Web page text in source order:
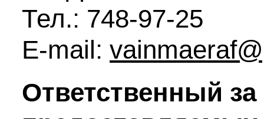
Тел.: 748-97-25
E-mail:
Ответственный